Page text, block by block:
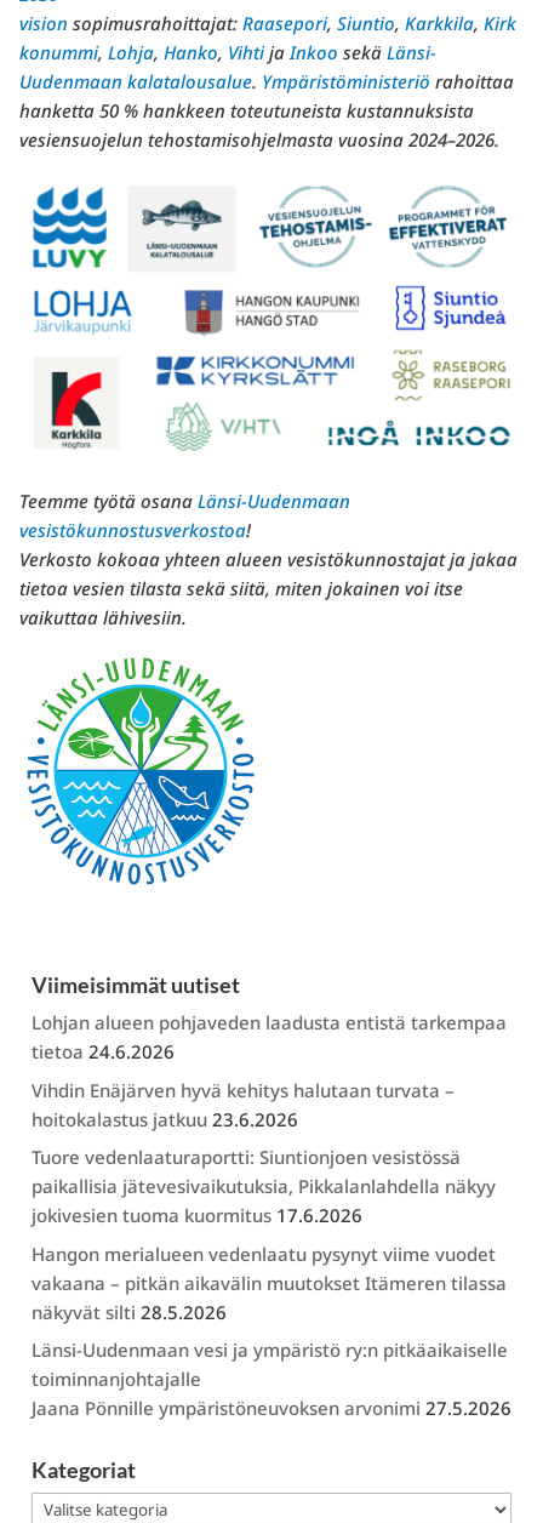
vision sopimusrahoittajat: Raasepori, Siuntio, Karkkila, Kirk
konummi, Lohja, Hanko, VihtijaInkoo sekä Länsi-
Uudenmaan kalatalousalue. Ympäristöministeriö rahoittaa
hanketta 50 % hankkeen toteutuneista kustannuksista
vesiensuojelun tehostamisohjelmasta vuosina 2024–2026.
Teemme työtä osana Länsi-Uudenmaan
vesistökunnostusverkostoa!
Verkosto kokoaa yhteen alueen vesistökunnostajat ja jakaa
tietoa vesien tilasta sekä siitä, miten jokainen voi itse
vaikuttaa lähivesiin.
Viimeisimmät uutiset
Lohjan alueen pohjaveden laadusta entistä tarkempaa
tietoa 24.6.2026
Vihdin Enäjärven hyvä kehitys halutaan turvata –
hoitokalastus jatkuu 23.6.2026
Tuore vedenlaaturaportti: Siuntionjoen vesistössä
paikallisia jätevesivaikutuksia, Pikkalanlahdella näkyy
jokivesien tuoma kuormitus 17.6.2026
Hangon merialueen vedenlaatu pysynyt viime vuodet
vakaana – pitkän aikavälin muutokset Itämeren tilassa
näkyvät silti 28.5.2026
Länsi-Uudenmaan vesi ja ympäristö ry:n pitkäaikaiselle
toiminnanjohtajalle
Jaana Pönnille ympäristöneuvoksen arvonimi 27.5.2026
Kategoriat
Kategoriat